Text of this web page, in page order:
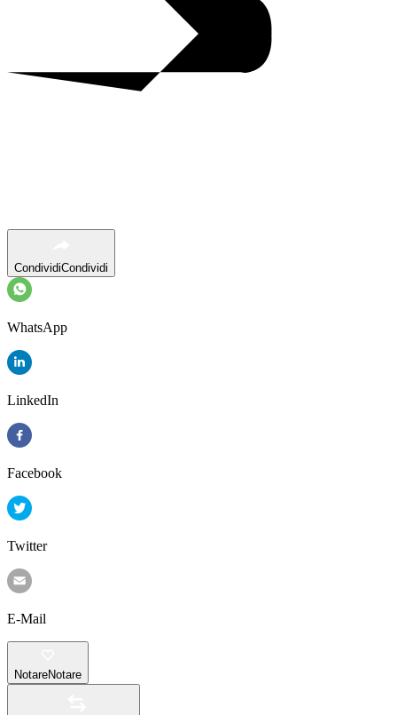
CondividiCondividi
WhatsApp
LinkedIn
Facebook
Twitter
E-Mail
NotareNotare